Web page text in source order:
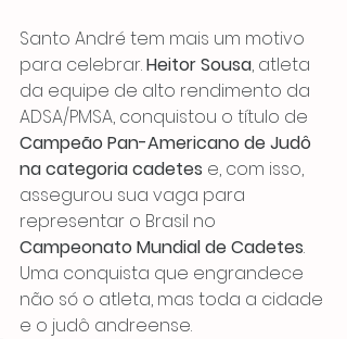
Santo André tem mais um motivo
para celebrar. Heitor Sousa, atleta
da equipe de alto rendimento da
ADSA/PMSA, conquistou o título de
Campeão Pan-Americano de Judô
na categoria cadetes e, com isso,
assegurou sua vaga para
representar o Brasil no
Campeonato Mundial de Cadetes.
Uma conquista que engrandece
não só o atleta, mas toda a cidade
e o judô andreense.